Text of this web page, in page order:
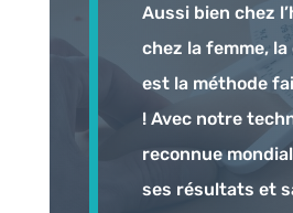
Aussi bien chez
chez la femme,
est la méthode
! Avec notre
reconnue
ses résultats et